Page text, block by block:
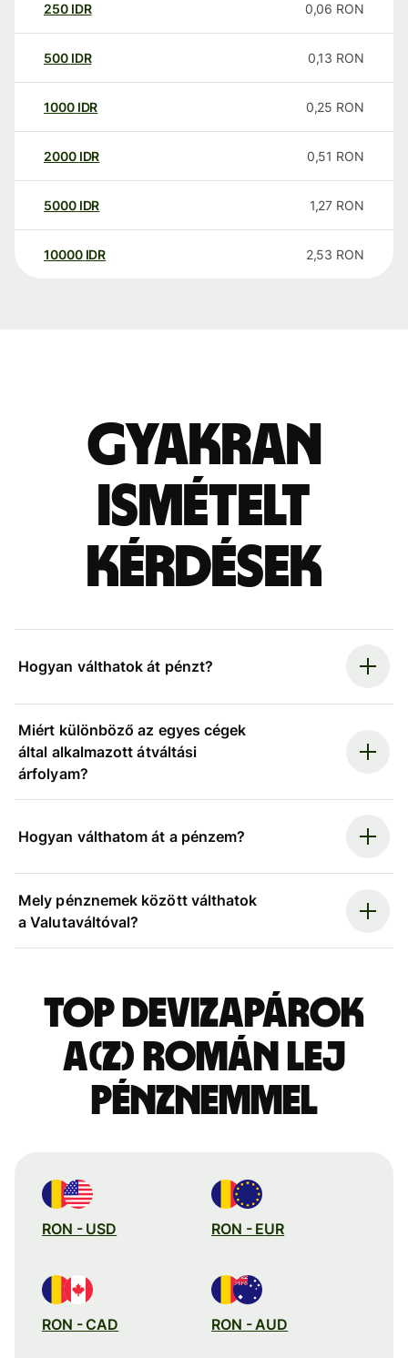
250 IDR 0,06 RON
500 IDR 0,13 RON
1000 IDR 0,25 RON
2000 IDR 0,51 RON
5000 IDR 1,27 RON
10000 IDR 2,53 RON
Gyakran
ismételt
kérdések
Hogyan válthatok át pénzt?
Miért különböző az egyes cégek
által alkalmazott átváltási
árfolyam?
Hogyan válthatom át a pénzem?
Mely pénznemek között válthatok
a Valutaváltóval?
Top devizapárok
a(z) román lej
pénznemmel
RON - USD RON - EUR
RON - CAD RON - AUD